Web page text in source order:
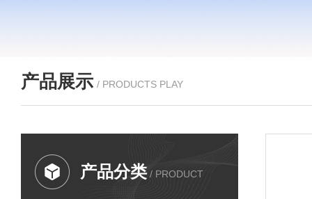
产品展示 / PRODUCTS PLAY
产品分类 / PRODUCT